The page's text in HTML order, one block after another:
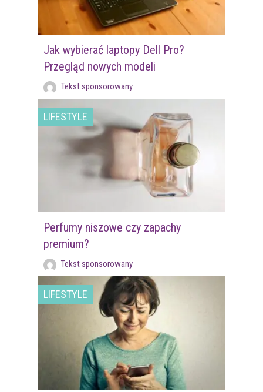
Jak wybierać laptopy Dell Pro?
Przegląd nowych modeli
Tekst sponsorowany
LIFESTYLE
Perfumy niszowe czy zapachy
premium?
Tekst sponsorowany
LIFESTYLE